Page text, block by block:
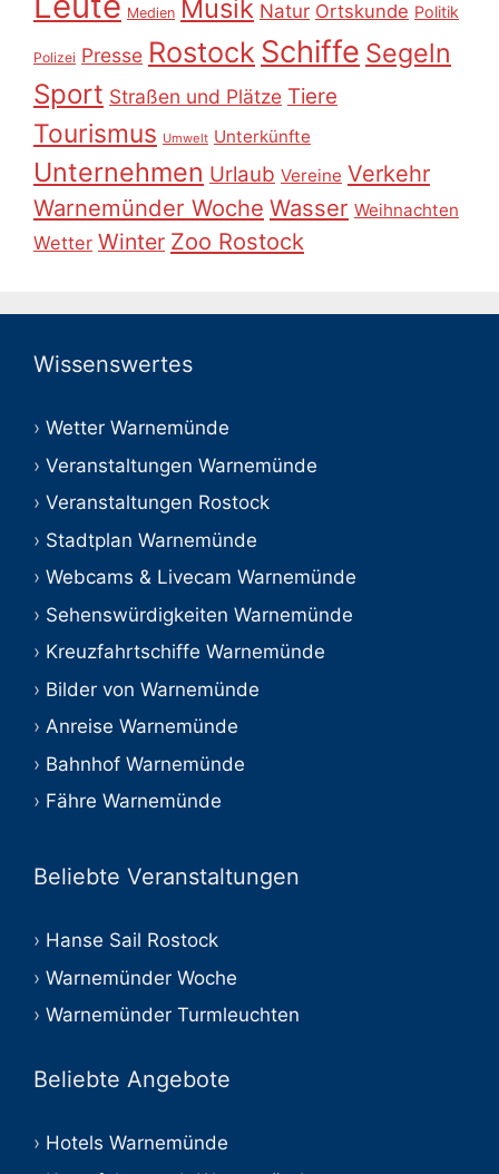
Medien Musik Natur Ortskunde Politik
Polizei Presse Rostock Schiffe Segeln
Sport Straßen und Plätze Tiere
Tourismus Umwelt Unterkünfte
Unternehmen Urlaub Vereine Verkehr
Warnemünder Woche Wasser Weihnachten
Wetter Winter Zoo Rostock
Wissenswertes
Wetter Warnemünde
Veranstaltungen Warnemünde
Veranstaltungen Rostock
Stadtplan Warnemünde
Webcams & Livecam Warnemünde
Sehenswürdigkeiten Warnemünde
Kreuzfahrtschiffe Warnemünde
Bilder von Warnemünde
Anreise Warnemünde
Bahnhof Warnemünde
Fähre Warnemünde
Beliebte Veranstaltungen
Hanse Sail Rostock
Warnemünder Woche
Warnemünder Turmleuchten
Beliebte Angebote
Hotels Warnemünde